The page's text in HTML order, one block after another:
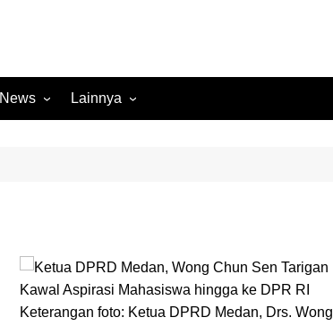
News
Megapolitan
Nasional
Ormas
Lainnya
Sumut
Tokoh
Keterangan foto: Ketua DPRD Medan, Drs. Wong